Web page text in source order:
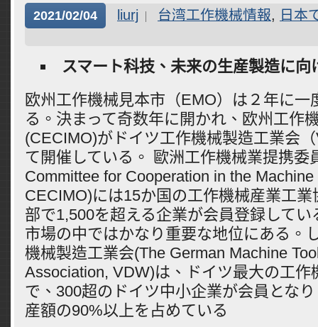
2021/02/04 liurj 台湾工作機械情報, 日本
スマート科技、未来の生産製造に向
欧州工作機械見本市（EMO）は２年に一
る。決まって奇数年に開かれ、欧州工作
(CECIMO)がドイツ工作機械製造工業会
て開催している。 歐洲工作機械業提携委
Committee for Cooperation in the Machine
CECIMO)には15か国の工作機械産業工
部で1,500を超える企業が会員登録して
市場の中ではかなり重要な地位にある。
機械製造工業会(The German Machine
Association, VDW)は、ドイツ最大の工作
で、300超のドイツ中小企業が会員とな
産額の90%以上を占めている